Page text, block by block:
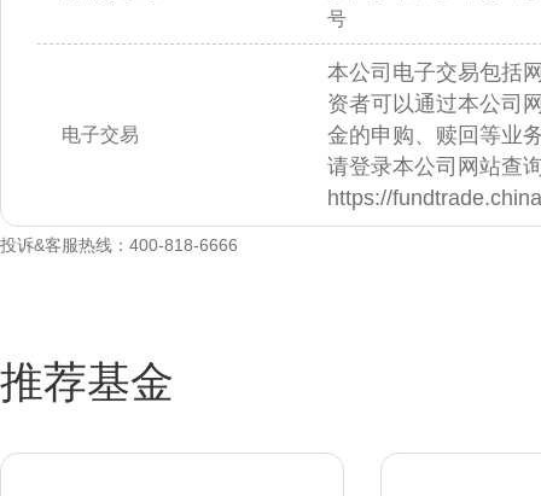
号
电子交易
本公司电子交易包括
资者可以通过本公司
金的申购、赎回等业
请登录本公司网站查
https://
投诉&客服热线：400-818-6666
推荐基金